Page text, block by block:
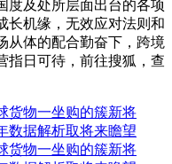
度及处所层面出台的各项
长机缘，无效应对法则和
从体的配合勤奋下，跨境
指日可待，前往搜狐，查
货物一坐购的簇新将
数据解析取将来瞻望
货物一坐购的簇新将